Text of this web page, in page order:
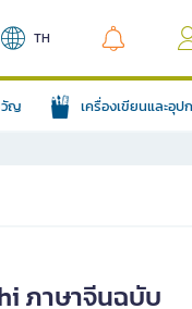
TH
วัญ เครื่องเขียนและอุ
ภาษาจีนฉบับ